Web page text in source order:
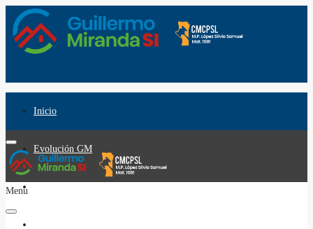
Inicio
Evolución GM
Menu